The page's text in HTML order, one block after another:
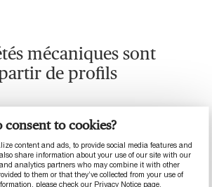
to cookies?
content and ads, to provide social media features and
share information about your use of our site with our
analytics partners who may combine it with other
to them or that they’ve collected from your use of
please check our Privacy Notice page.
mécaniques sont
de profils
usinés à partir de
coulés, compressés ou